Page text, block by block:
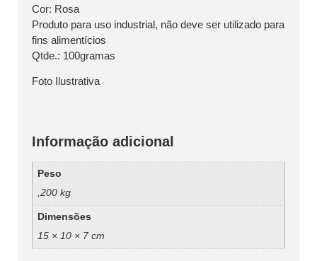
Cor: Rosa
Produto para uso industrial, não deve ser utilizado para
fins alimentícios
Qtde.: 100gramas
Foto Ilustrativa
Informação adicional
Peso
,200 kg
Dimensões
15 × 10 × 7 cm